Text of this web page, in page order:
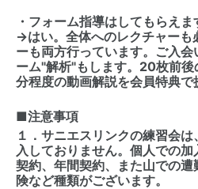
・フォーム指導はしてもらえま
→はい。全体へのレクチャーも
ーも両方行っています。ご入
ーム"解析"もします。20枚前
分程度の動画解説を会員特典で
■注意事項
１．サニエスリンクの練習会
入しておりません。個人での
契約、年間契約、また山での
険など種類がございます。